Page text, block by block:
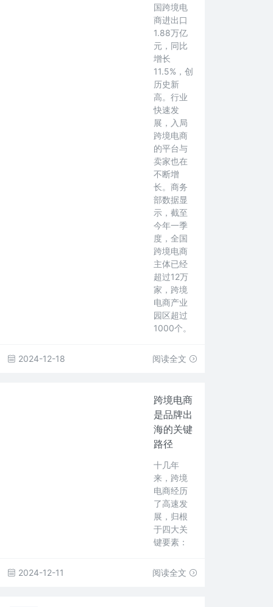
国跨境电
商进出口
1.88万亿
元，同比
增长
11.5%，创
历史新
高。行业
快速发
展，入局
跨境电商
的平台与
卖家也在
不断增
长。商务
部数据显
示，截至
今年一季
度，全国
跨境电商
主体已经
超过12万
家，跨境
电商产业
园区超过
1000个。
2024-12-18 阅读全文
跨境电商
是品牌出
海的关键
路径
十几年
来，跨境
电商经历
了高速发
展，归根
于四大关
键要素：
2024-12-11 阅读全文